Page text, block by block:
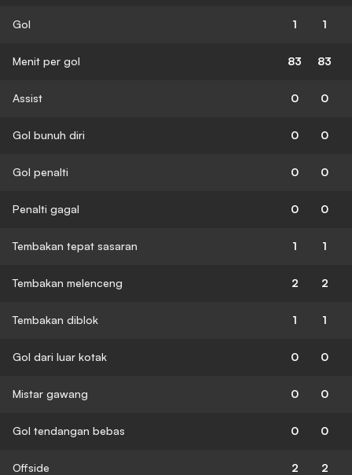
Gol 1 1
Menit per gol 83 83
Assist 0 0
Gol bunuh diri 0 0
Gol penalti 0 0
Penalti gagal 0 0
Tembakan tepat sasaran 1 1
Tembakan melenceng 2 2
Tembakan diblok 1 1
Gol dari luar kotak 0 0
Mistar gawang 0 0
Gol tendangan bebas 0 0
Offside 2 2